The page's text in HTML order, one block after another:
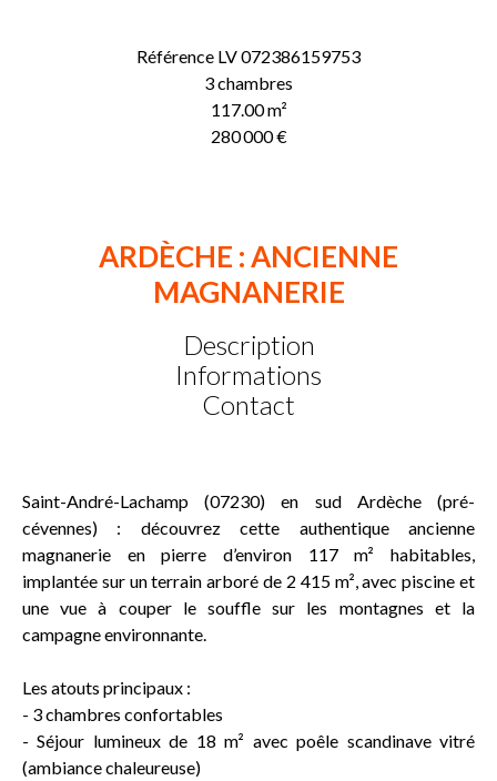
Référence LV 072386159753
3 chambres
117.00m²
280 000 €
ARDÈCHE : ANCIENNE
MAGNANERIE
Description
Informations
Contact
Saint-André-Lachamp (07230) en sud Ardèche (pré-
cévennes) : découvrez cette authentique ancienne
magnanerie en pierre d’environ 117 m² habitables,
implantée sur un terrain arboré de 2 415 m², avec piscine et
une vue à couper le souffle sur les montagnes et la
campagne environnante.
Les atouts principaux :
- 3 chambres confortables
- Séjour lumineux de 18 m² avec poêle scandinave vitré
(ambiance chaleureuse)